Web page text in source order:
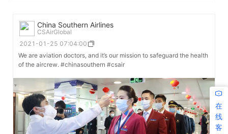
China Southern Airlines
CSAirGlobal
2021-01-25 07:04:00
We are aviation doctors, and it’s our mission to safeguard the health
of the aircrew. #chinasouthern #csair
在
线
客